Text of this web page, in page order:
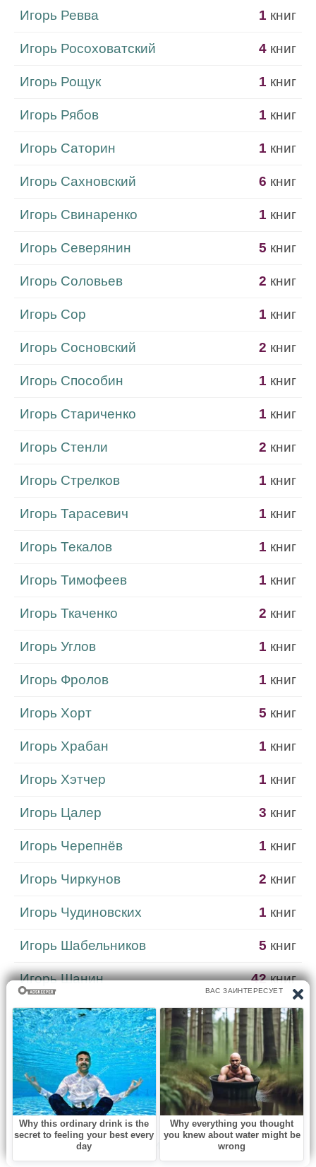
Игорь Ревва 1 книг
Игорь Росоховатский 4 книг
Игорь Рощук 1 книг
Игорь Рябов 1 книг
Игорь Саторин 1 книг
Игорь Сахновский 6 книг
Игорь Свинаренко 1 книг
Игорь Северянин 5 книг
Игорь Соловьев 2 книг
Игорь Сор 1 книг
Игорь Сосновский 2 книг
Игорь Способин 1 книг
Игорь Стариченко 1 книг
Игорь Стенли 2 книг
Игорь Стрелков 1 книг
Игорь Тарасевич 1 книг
Игорь Текалов 1 книг
Игорь Тимофеев 1 книг
Игорь Ткаченко 2 книг
Игорь Углов 1 книг
Игорь Фролов 1 книг
Игорь Хорт 5 книг
Игорь Храбан 1 книг
Игорь Хэтчер 1 книг
Игорь Цалер 3 книг
Игорь Черепнёв 1 книг
Игорь Чиркунов 2 книг
Игорь Чудиновских 1 книг
Игорь Шабельников 5 книг
Игорь Шанин 42 книг
Игорь Шапошников 1 книг
Игорь Шафаревич 1 книг
Игорь Шенгальц 7 книг
Игорь Якимов 1 книг
игумен Евмений Перистый книг